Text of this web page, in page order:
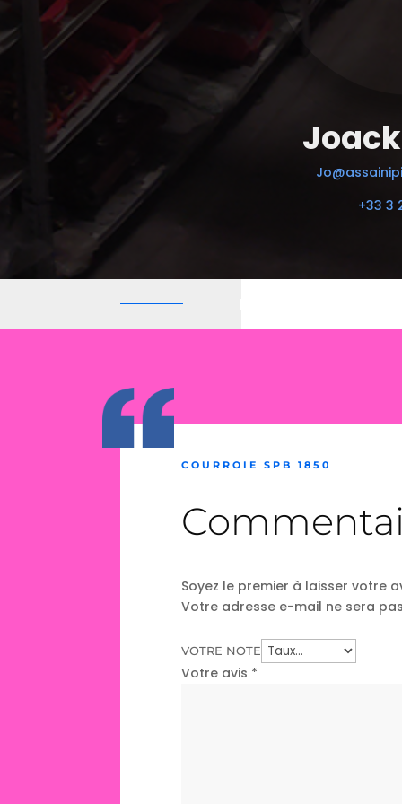
+33 3
COURROIE SPB 1850
Soyez le premier à laisser votre
Votre adresse e-mail ne sera
VOTRE NOTE
Votre avis *